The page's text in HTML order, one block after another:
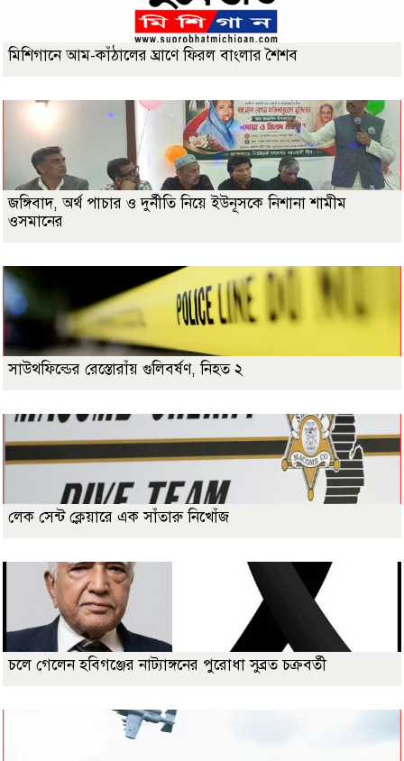
মিশিগানে আম-কাঁঠালের ঘ্রাণে ফিরল বাংলার শৈশব
জঙ্গিবাদ, অর্থ পাচার ও দুর্নীতি নিয়ে ইউনূসকে নিশানা শামীম
ওসমানের
সাউথফিল্ডের রেস্তোরাঁয় গুলিবর্ষণ, নিহত ২
লেক সেন্ট ক্লেয়ারে এক সাঁতারু নিখোঁজ
চলে গেলেন হবিগঞ্জের নাট্যাঙ্গনের পুরোধা সুব্রত চক্রবর্তী